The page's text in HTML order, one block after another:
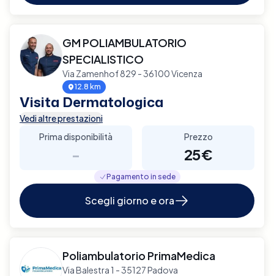
GM POLIAMBULATORIO
SPECIALISTICO
Via Zamenhof 829 - 36100 Vicenza
12.8 km
Visita Dermatologica
Vedi altre prestazioni
Prima disponibilità
-
Prezzo
25€
Pagamento in sede
Scegli giorno e ora
Poliambulatorio PrimaMedica
Via Balestra 1 - 35127 Padova